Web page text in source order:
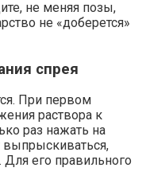
не меняя позы,
не «доберется»
спрея
При первом
раствора к
раз нажать на
выпрыскиваться,
его правильного